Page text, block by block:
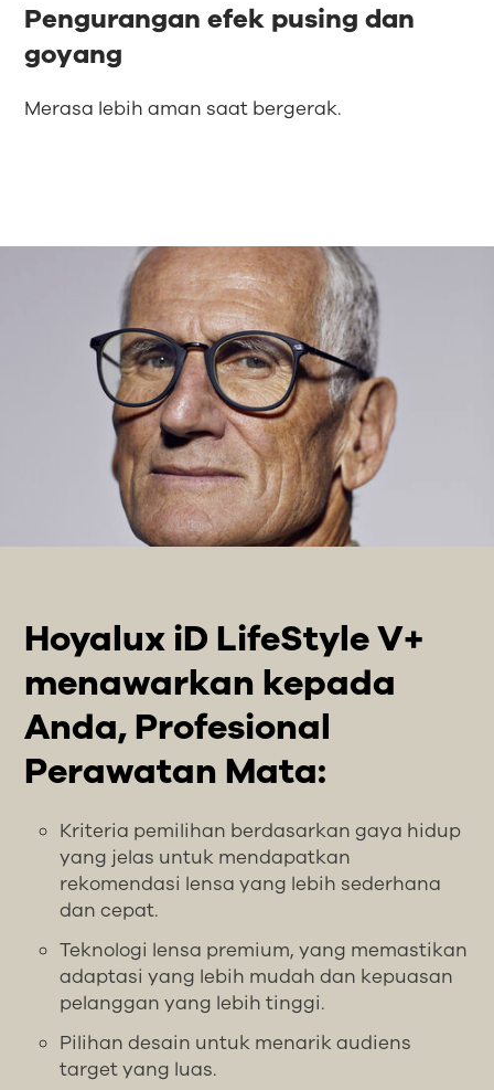
Pengurangan efek pusing dan
goyang
Merasa lebih aman saat bergerak.
Hoyalux iD LifeStyle V+
menawarkan kepada
Anda, Profesional
Perawatan Mata:
Kriteria pemilihan berdasarkan gaya hidup
yang jelas untuk mendapatkan
rekomendasi lensa yang lebih sederhana
dan cepat.
Teknologi lensa premium, yang memastikan
adaptasi yang lebih mudah dan kepuasan
pelanggan yang lebih tinggi.
Pilihan desain untuk menarik audiens
target yang luas.